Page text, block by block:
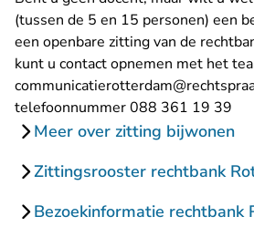
(tussen de 5 en 15 personen) een
een openbare zitting van de
kunt u contact opnemen met het
telefoonnummer 088 361 19 39
Meer over zitting bijwonen
Zittingsrooster rechtbank
Bezoekinformatie rechtbank